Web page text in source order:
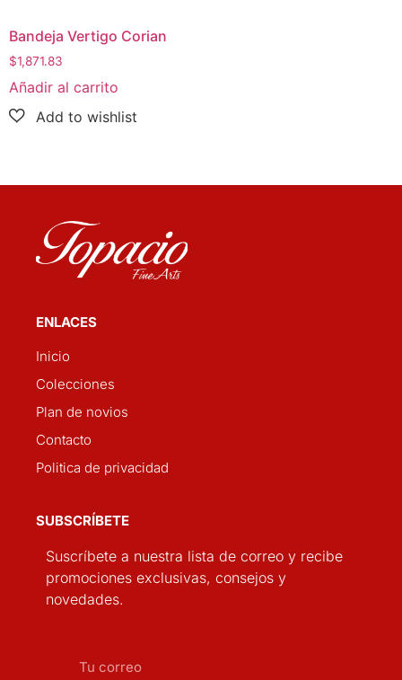
Bandeja Vertigo Corian
$1,871.83
Añadir al carrito
ENLACES
Inicio
Colecciones
Plan de novios
Contacto
Politica de privacidad
SUBSCRÍBETE
Suscríbete a nuestra lista de correo y recibe
promociones exclusivas, consejos y
novedades.